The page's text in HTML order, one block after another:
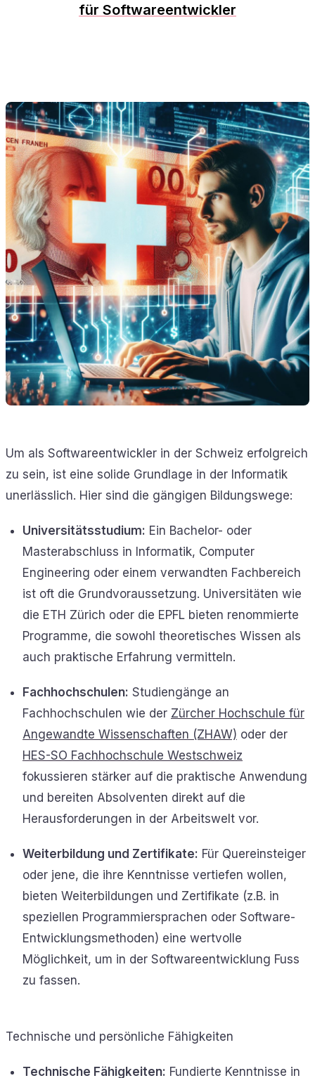
für Softwareentwickler
Um als Softwareentwickler in der Schweiz erfolgreich
zu sein, ist eine solide Grundlage in der Informatik
unerlässlich. Hier sind die gängigen Bildungswege:
Universitätsstudium: Ein Bachelor- oder
Masterabschluss in Informatik, Computer
Engineering oder einem verwandten Fachbereich
ist oft die Grundvoraussetzung. Universitäten wie
die ETH Zürich oder die EPFL bieten renommierte
Programme, die sowohl theoretisches Wissen als
auch praktische Erfahrung vermitteln.
Fachhochschulen: Studiengänge an
Fachhochschulen wie der Zürcher Hochschule für
Angewandte Wissenschaften (ZHAW) oder der
HES-SO Fachhochschule Westschweiz
fokussieren stärker auf die praktische Anwendung
und bereiten Absolventen direkt auf die
Herausforderungen in der Arbeitswelt vor.
Weiterbildung und Zertifikate: Für Quereinsteiger
oder jene, die ihre Kenntnisse vertiefen wollen,
bieten Weiterbildungen und Zertifikate (z.B. in
speziellen Programmiersprachen oder Software-
Entwicklungsmethoden) eine wertvolle
Möglichkeit, um in der Softwareentwicklung Fuss
zu fassen.
Technische und persönliche Fähigkeiten
Technische Fähigkeiten: Fundierte Kenntnisse in